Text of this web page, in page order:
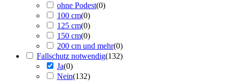
ohne Podest(0)
100 cm(0)
125 cm(0)
150 cm(0)
200 cm und mehr(0)
Fallschutz notwendig(132)
Ja(0)
Nein(132)